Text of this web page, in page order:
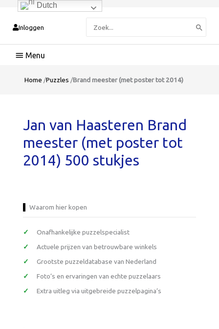
Inloggen
naar:
Hoofdmenu
Home /Puzzles /Brand meester (met poster tot 2014)
Jan van Haasteren Brand
meester (met poster tot
2014) 500 stukjes
Waarom hier kopen
Onafhankelijke puzzelspecialist
Actuele prijzen van betrouwbare winkels
Grootste puzzeldatabase van Nederland
Foto’s en ervaringen van echte puzzelaars
Extra uitleg via uitgebreide puzzelpagina’s
Dutch